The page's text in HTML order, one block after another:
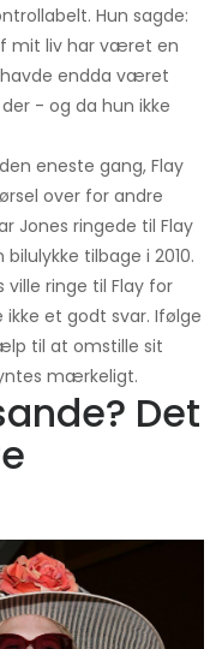
Hun sagde:
mit liv har været en
havde endda været
- og da hun ikke
eneste gang, Flay
over for andre
Jones ringede til Flay
tilbage i 2010.
ville ringe til Flay for
et godt svar. Ifølge
til at omstille sit
mærkeligt.
Det